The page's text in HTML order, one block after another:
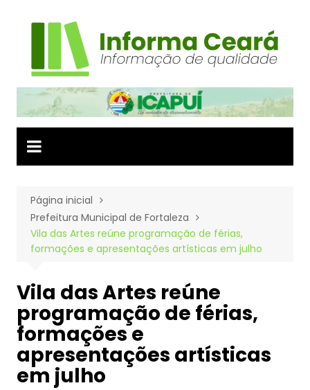
Página inicial
Prefeitura Municipal de Fortaleza
Vila das Artes reúne programação de férias,
formações e apresentações artísticas em julho
Vila das Artes reúne
programação de férias,
formações e
apresentações artísticas
em julho